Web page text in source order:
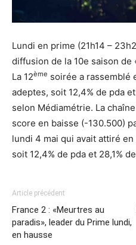
Lundi en prime (21h14 –
diffusion de la 10e saison
La 12ème soirée a rassemblé
adeptes, soit 12,4% de pda
selon Médiamétrie. La
score en baisse (-130.500)
lundi 4 mai qui avait attiré
soit 12,4% de pda et 28,1%
Article précédent
France 2 : «Meurtres au
paradis», leader du Prime lundi,
en hausse